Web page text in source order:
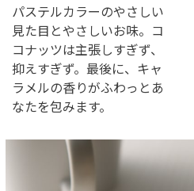
パステルカラーのやさしい
見た目とやさしいお味。コ
コナッツは主張しすぎず、
抑えすぎず。最後に、キャ
ラメルの香りがふわっとあ
なたを包みます。